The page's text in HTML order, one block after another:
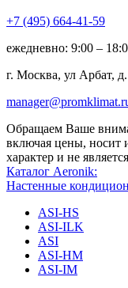
+7 (495) 664-41-59
ежедневно: 9:00 –
г. Москва, ул Арбат,
Обращаем Ваше
включая цены, носит
характер и не
Каталог Aeronik:
Настенные
ASI-HS
ASI-ILK
ASI
ASI-HM
ASI-IM